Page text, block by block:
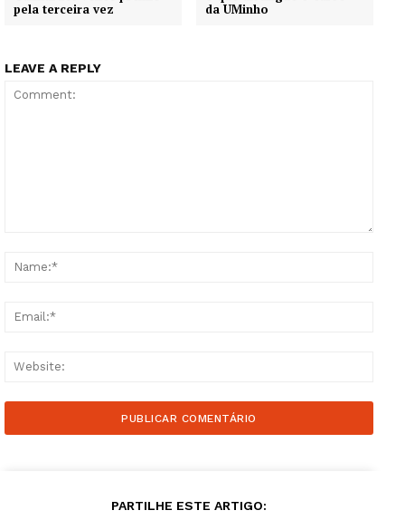
pela terceira vez
da UMinho
LEAVE A REPLY
PARTILHE ESTE ARTIGO: